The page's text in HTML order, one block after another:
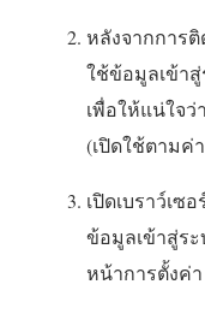
หลังจากการติ
ใช้ข้อมูลเข้า
เพื่อให้แน่ใจว่
(เปิดใช้ตามค่
เปิดเบราว์เซ
ข้อมูลเข้าสู่ร
หน้าการตั้งค่า